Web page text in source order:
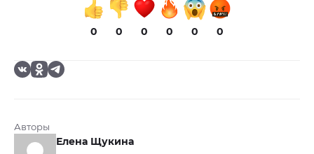
0 0 0 0 0 0
Авторы
Елена Щукина